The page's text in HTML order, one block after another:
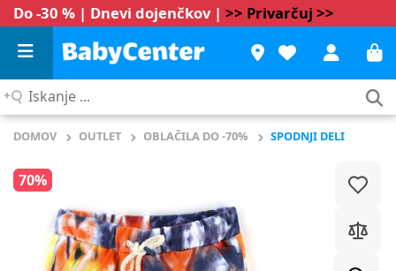
Do -30 % | Dnevi dojenčkov | >> Privarčuj >>
Iskanje
DOMOV OUTLET OBLAČILA DO -70% SPODNJI DELI
70%